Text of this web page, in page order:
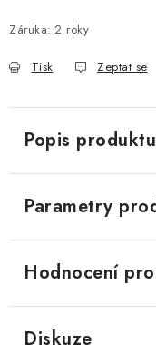
Záruka: 2 roky
Tisk Zeptat se
Popis produktu
Parametry
Hodnocení
Diskuze